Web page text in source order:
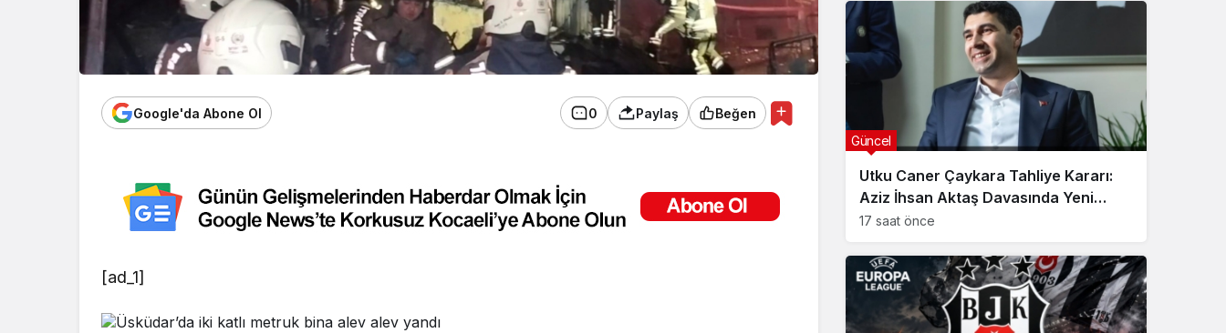
Google'da Abone Ol 0 Paylaş Beğen
[ad_1]
Utku Caner Çaykara Tahliye Kararı:
Aziz İhsan Aktaş Davasında Yeni
Gelişme
17 saat önce
Güncel